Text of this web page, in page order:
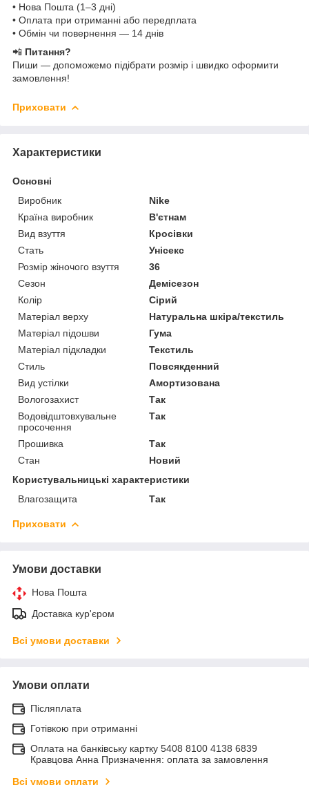
• Нова Пошта (1–3 дні)
• Оплата при отриманні або передплата
• Обмін чи повернення — 14 днів
📲 Питання?
Пиши — допоможемо підібрати розмір і швидко оформити
замовлення!
Приховати
Характеристики
Основні
Виробник
Nike
Країна виробник
В'єтнам
Вид взуття
Кросівки
Стать
Унісекс
Розмір жіночого взуття
36
Сезон
Демісезон
Колір
Сірий
Матеріал верху
Натуральна шкіра/текстиль
Матеріал підошви
Гума
Матеріал підкладки
Текстиль
Стиль
Повсякденний
Вид устілки
Амортизована
Вологозахист
Так
Водовідштовхувальне
просочення
Так
Прошивка
Так
Стан
Новий
Користувальницькі характеристики
Влагозащита
Так
Приховати
Умови доставки
Нова Пошта
Доставка кур'єром
Всі умови доставки
Умови оплати
Післяплата
Готівкою при отриманні
Оплата на банківську картку 5408 8100 4138 6839
Кравцова Анна Призначення: оплата за замовлення
Всі умови оплати